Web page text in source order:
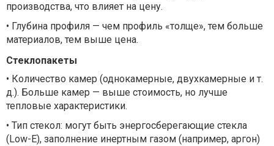
производства, что влияет на цену.
• Глубина профиля — чем профиль «толще», тем больше
материалов, тем выше цена.
Стеклопакеты
• Количество камер (однокамерные, двухкамерные и т.
д.). Больше камер — выше стоимость, но лучше
тепловые характеристики.
• Тип стекол: могут быть энергосберегающие стекла
(Low-E), заполнение инертным газом (например, аргон)